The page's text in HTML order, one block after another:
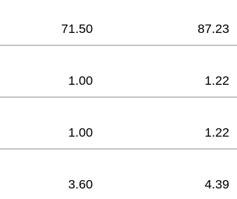
71.50 87.23
1.00 1.22
1.00 1.22
3.60 4.39